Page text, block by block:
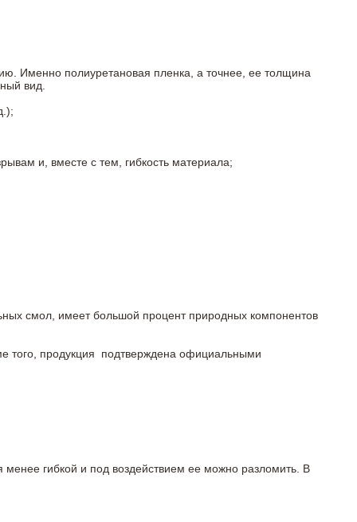
Именно полиуретановая пленка, а точнее, ее толщина
вид.
и, вместе с тем, гибкость материала;
смол, имеет большой процент природных компонентов
того, продукция подтверждена официальными
гибкой и под воздействием ее можно разломить. В